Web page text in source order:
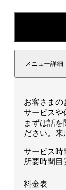
メニュー詳細
お客さまの
サービスや
まずは話を
ださい。来
サービス時
所要時間目
料金表